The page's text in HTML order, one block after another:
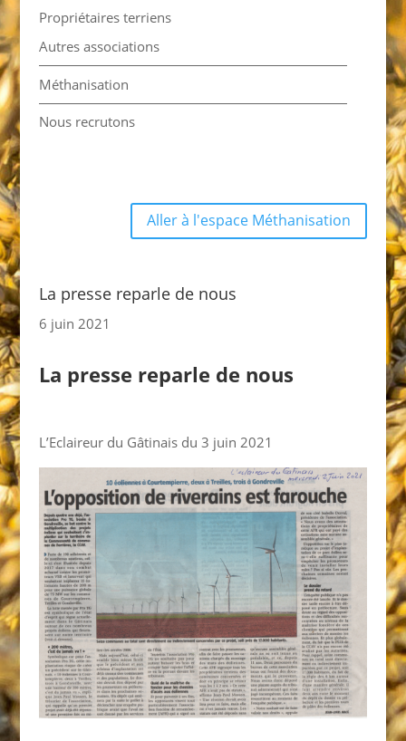
Propriétaires terriens
Autres associations
Méthanisation
Nous recrutons
Aller à l'espace Méthanisation
La presse reparle de nous
6 juin 2021
La presse reparle de nous
L’Eclaireur du Gâtinais du 3 juin 2021